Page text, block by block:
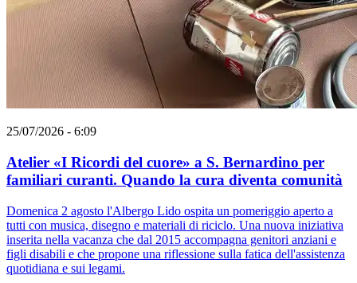
25/07/2026 - 6:09
Atelier «I Ricordi del cuore» a S. Bernardino per
familiari curanti. Quando la cura diventa comunità
Domenica 2 agosto l'Albergo Lido ospita un pomeriggio aperto a
tutti con musica, disegno e materiali di riciclo. Una nuova iniziativa
inserita nella vacanza che dal 2015 accompagna genitori anziani e
figli disabili e che propone una riflessione sulla fatica dell'assistenza
quotidiana e sui legami.